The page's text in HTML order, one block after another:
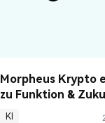
Morpheus Krypto
zu Funktion &
KI